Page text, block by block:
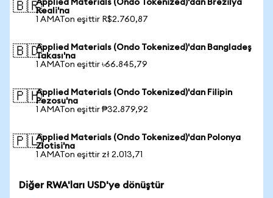
🇧🇷Applied Materials (Ondo Tokenized)'dan Brezilya
Reali'na
1 AMATon eşittir R$2.760,87
🇧🇩Applied Materials (Ondo Tokenized)'dan Bangladeş
Takası'na
1 AMATon eşittir ৳66.845,79
🇵🇭Applied Materials (Ondo Tokenized)'dan Filipin
Pezosu'na
1 AMATon eşittir ₱32.879,92
🇵🇱Applied Materials (Ondo Tokenized)'dan Polonya
Zlotisi'na
1 AMATon eşittir zł 2.013,71
Diğer RWA'ları USD'ye dönüştür